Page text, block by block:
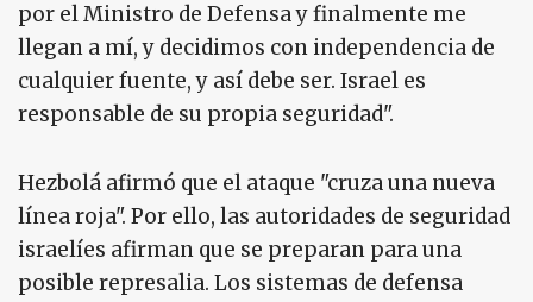
por el Ministro de Defensa y finalmente me
llegan a mí, y decidimos con independencia de
cualquier fuente, y así debe ser. Israel es
responsable de su propia seguridad".
Hezbolá afirmó que el ataque "cruza una nueva
línea roja". Por ello, las autoridades de seguridad
israelíes afirman que se preparan para una
posible represalia. Los sistemas de defensa